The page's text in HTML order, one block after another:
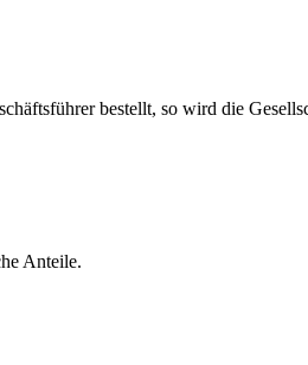
bestellt, so wird die
Anteile.